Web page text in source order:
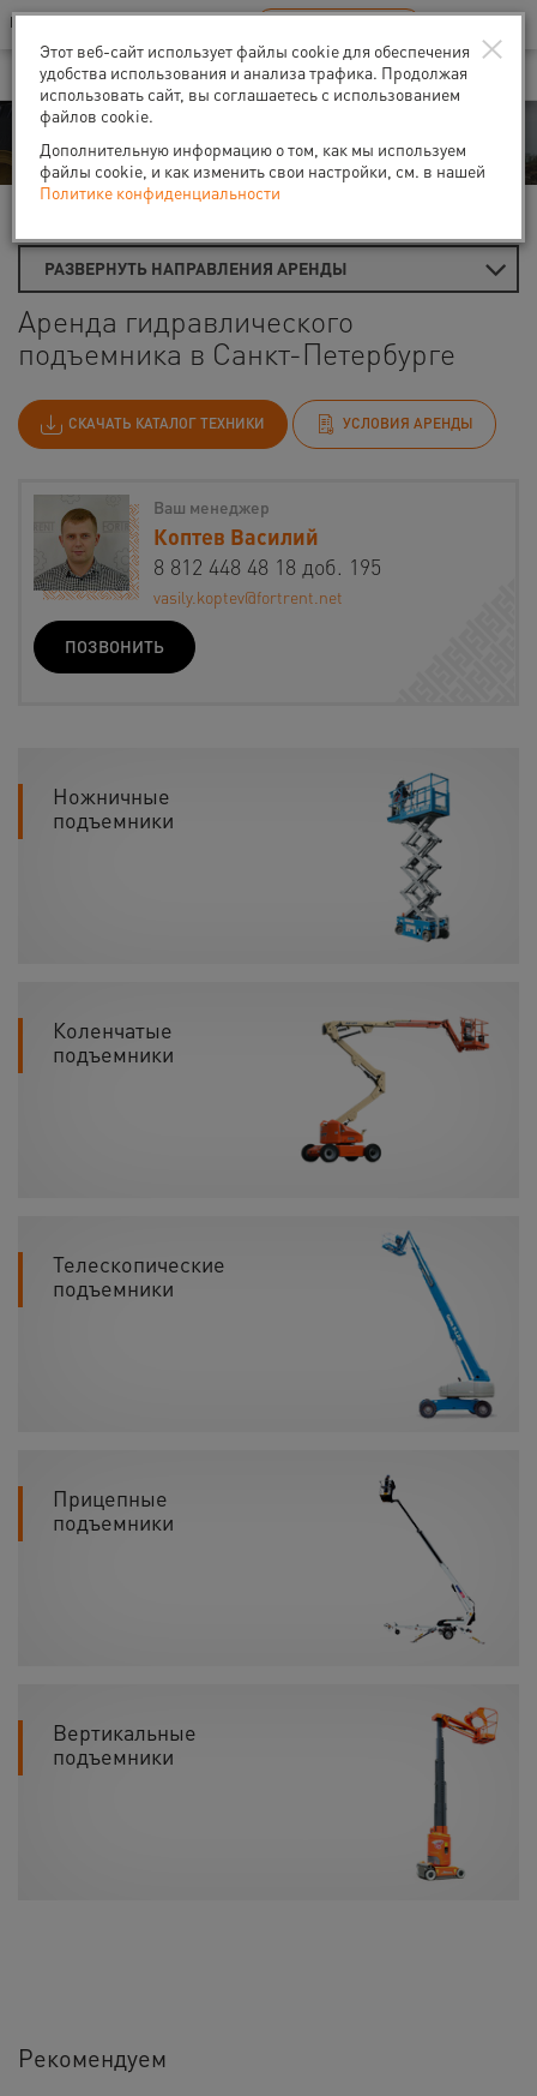
Ваш город:Санкт-Петербург
В Вашем регионе нет наших офисов RU EN
Аренда
РАЗВЕРНУТЬ НАПРАВЛЕНИЯ АРЕНДЫ
Аренда гидравлического
подъемника в Санкт-Петербурге
СКАЧАТЬ КАТАЛОГ ТЕХНИКИ УСЛОВИЯ АРЕНДЫ
Ваш менеджер
Коптев Василий
8 812 448 48 18 доб. 195
vasily.koptev@fortrent.net
ПОЗВОНИТЬ
Ножничные
подъемники
Коленчатые
подъемники
Телескопические
подъемники
Прицепные
подъемники
Вертикальные
подъемники
Рекомендуем
×
Этот веб-сайт использует файлы cookie для обеспечения
удобства использования и анализа трафика. Продолжая
использовать сайт, вы соглашаетесь с использованием
файлов cookie.
Дополнительную информацию о том, как мы используем
файлы cookie, и как изменить свои настройки, см. в нашей
Политике конфиденциальности